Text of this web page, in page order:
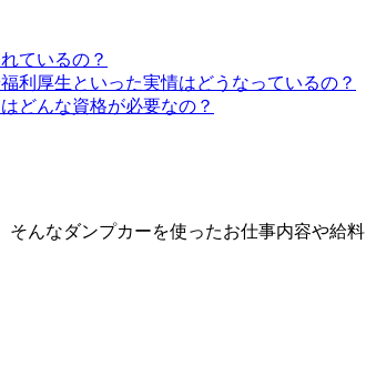
ているの？
利厚生といった実情はどうなっているの？
どんな資格が必要なの？
そんなダンプカーを使ったお仕事内容や給